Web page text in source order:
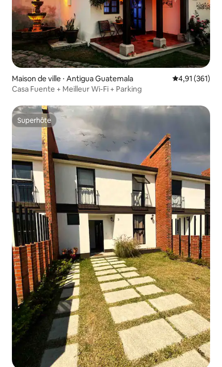
Maison de ville ⋅ Antigua Guatemala Évaluation
4,91 (361)
Casa Fuente + Meilleur Wi-Fi + Parking
Superhôte
Superhôte